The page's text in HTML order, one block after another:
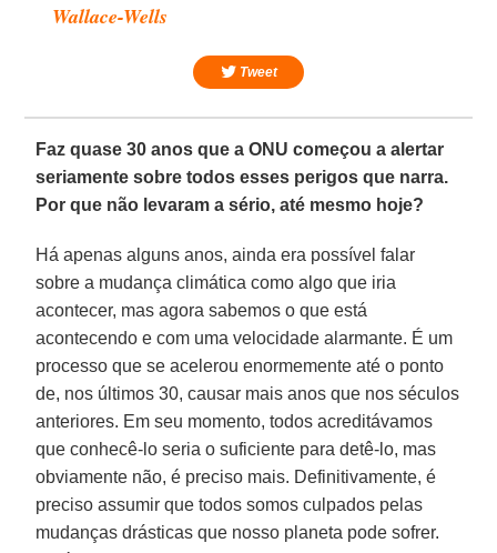
Wallace-Wells
Tweet
Faz quase 30 anos que a ONU começou a alertar
seriamente sobre todos esses perigos que narra.
Por que não levaram a sério, até mesmo hoje?
Há apenas alguns anos, ainda era possível falar
sobre a mudança climática como algo que iria
acontecer, mas agora sabemos o que está
acontecendo e com uma velocidade alarmante. É um
processo que se acelerou enormemente até o ponto
de, nos últimos 30, causar mais anos que nos séculos
anteriores. Em seu momento, todos acreditávamos
que conhecê-lo seria o suficiente para detê-lo, mas
obviamente não, é preciso mais. Definitivamente, é
preciso assumir que todos somos culpados pelas
mudanças drásticas que nosso planeta pode sofrer.